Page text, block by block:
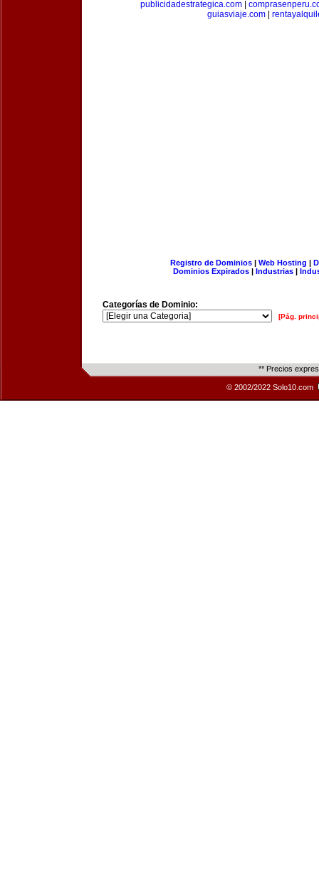
publicidadestrategica.com
guiasviaje.com|
Registro de Dominios| Web Hosting |
Dominios Expirados | Industrias |
Categorías de Dominio:
[Pág.
** Precios
© 2002/2022 Solo10.com